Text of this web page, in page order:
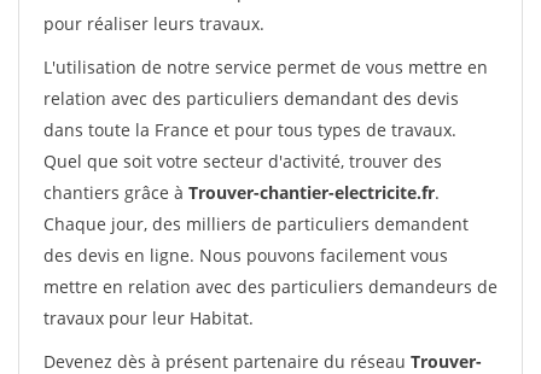
pour réaliser leurs travaux.
L'utilisation de notre service permet de vous mettre en
relation avec des particuliers demandant des devis
dans toute la France et pour tous types de travaux.
Quel que soit votre secteur d'activité, trouver des
chantiers grâce à Trouver-chantier-electricite.fr.
Chaque jour, des milliers de particuliers demandent
des devis en ligne. Nous pouvons facilement vous
mettre en relation avec des particuliers demandeurs de
travaux pour leur Habitat.
Devenez dès à présent partenaire du réseau Trouver-